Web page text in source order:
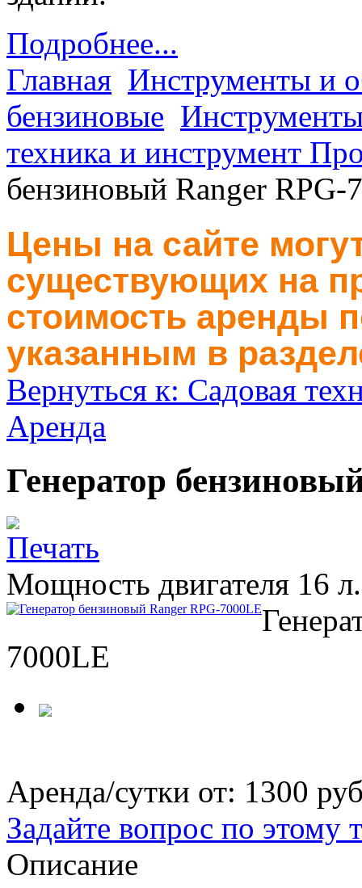
Подробнее...
Главная Инструменты и
бензиновые
техника и инструмент
бензиновый Ranger RPG-
Цены на сайте
существующих на
стоимость аренды
указанным в
Вернуться к: Садовая
Аренда
Генератор
Мощность двигателя 16
7000LE
Аренда/сутки от: 1300
Задайте вопрос по этому
Описание